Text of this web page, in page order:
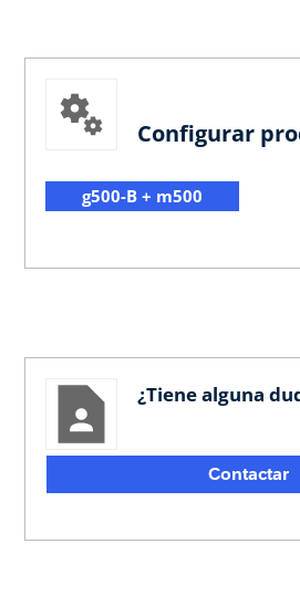
Configurar
g500-B + m500
¿Tiene alguna
Contactar